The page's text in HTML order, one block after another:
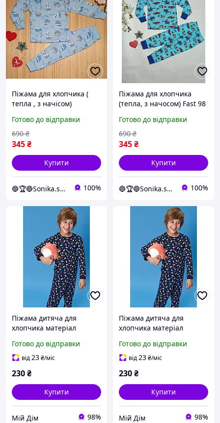
Піжама для хлопчика (
тепла , з начісом)
Блакитний
Готово до відправки
345₴
690 ₴
Купити
🔵🏆🔵Sonika.shop 100%
Піжама для хлопчика
(тепла, з начосом) Fast 98
Готово до відправки
345₴
690 ₴
Купити
🔵🏆🔵Sonika.shop 100%
Піжама дитяча для
хлопчика матеріал
Готово до відправки
від23₴/міс
230₴
Купити
Мій Дім 98%
Піжама дитяча для
хлопчика матеріал
Готово до відправки
від23₴/міс
230₴
Купити
Мій Дім 98%